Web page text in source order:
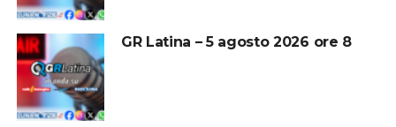
GR Latina – 5 agosto 2026 ore 8